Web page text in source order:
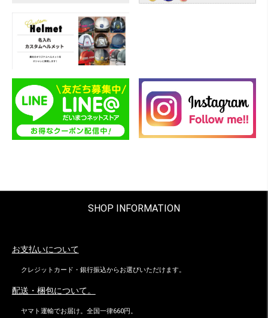
SHOP INFORMATION
お支払いについて
クレジットカード・銀行振込からお選びいただけます。
配送・梱包について。
ヤマト運輸でお届け。全国一律660円。